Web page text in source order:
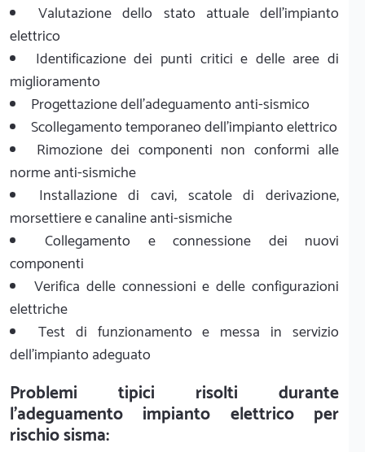
Valutazione dello stato attuale dell'impianto
elettrico
Identificazione dei punti critici e delle aree di
miglioramento
Progettazione dell'adeguamento anti-sismico
Scollegamento temporaneo dell'impianto elettrico
Rimozione dei componenti non conformi alle
norme anti-sismiche
Installazione di cavi, scatole di derivazione,
morsettiere e canaline anti-sismiche
Collegamento e connessione dei nuovi
componenti
Verifica delle connessioni e delle configurazioni
elettriche
Test di funzionamento e messa in servizio
dell'impianto adeguato
Problemi tipici risolti durante
l'adeguamento impianto elettrico per
rischio sisma: